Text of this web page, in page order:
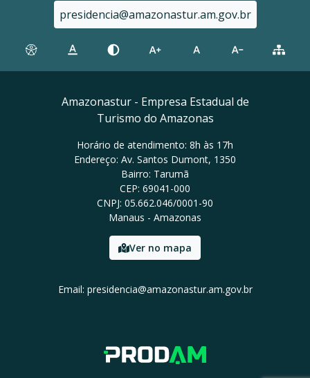
presidencia@amazonastur.am.gov.br
Amazonastur - Empresa Estadual de
Turismo do Amazonas
Horário de atendimento: 8h às 17h
Endereço: Av. Santos Dumont, 1350
Bairro: Tarumã
CEP: 69041-000
CNPJ: 05.662.046/0001-90
Manaus - Amazonas
Ver no mapa
Email: presidencia@amazonastur.am.gov.br